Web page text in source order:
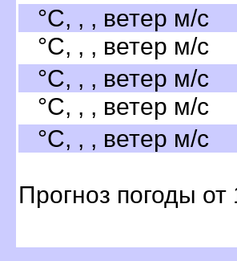
°C, , , ветер м/с
°C, , , ветер м/с
°C, , , ветер м/с
°C, , , ветер м/с
°C, , , ветер м/с
Прогноз погоды